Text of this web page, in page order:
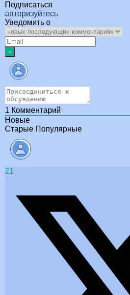
Подписаться
авторизуйтесь
Уведомить о
1 Комментарий
Новые
Старые Популярные
21